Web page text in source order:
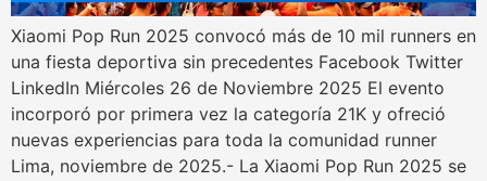
Xiaomi Pop Run 2025 convocó más de 10 mil runners en
una fiesta deportiva sin precedentes Facebook Twitter
LinkedIn Miércoles 26 de Noviembre 2025 El evento
incorporó por primera vez la categoría 21K y ofreció
nuevas experiencias para toda la comunidad runner
Lima, noviembre de 2025.- La Xiaomi Pop Run 2025 se